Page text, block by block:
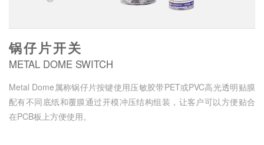
锅仔片开关
METAL DOME SWITCH
Metal Dome属称锅仔片按键使用压敏胶带PET或PVC高光透明贴膜
配有不同底纸和覆膜通过开模冲压结构组装，让客户可以方便贴合
在PCB板上方便使用。